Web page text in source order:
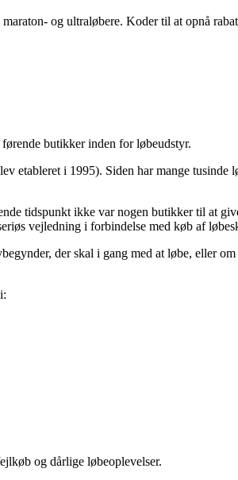
og ultraløbere. Koder til at opnå
butikker inden for løbeudstyr.
i 1995). Siden har mange tusinde
tidspunkt ikke var nogen butikker til at
vejledning i forbindelse med køb af
der skal i gang med at løbe, eller
og dårlige løbeoplevelser.